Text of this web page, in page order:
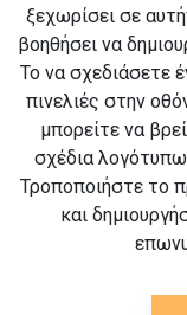
ξεχωρίσει σε
βοηθήσει να
Το να σχεδιάσετε
πινελιές στην
μπορείτε να
σχέδια
Τροποποιήστε το
και